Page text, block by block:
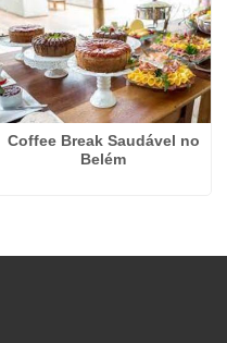
Coffee Break Saudável no
Belém